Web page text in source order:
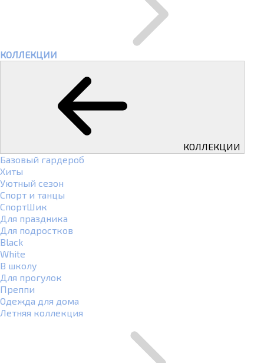
КОЛЛЕКЦИИ
КОЛЛЕКЦИИ
Базовый гардероб
Хиты
Уютный сезон
Спорт и танцы
СпортШик
Для праздника
Для подростков
Black
White
В школу
Для прогулок
Преппи
Одежда для дома
Летняя коллекция